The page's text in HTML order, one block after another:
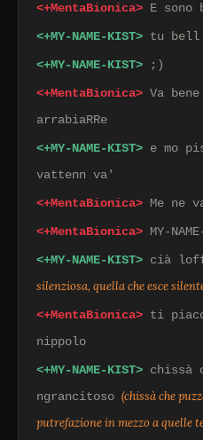
<+MentaBionica> E sono
<+MY-NAME-KIST> tu bell
<+MY-NAME-KIST>
;)
<+MentaBionica> Va
arrabiaRRe
<+MY-NAME-KIST> e mo
vattenn va'
<+MentaBionica> Me ne
<+MentaBionica> MY-
<+MY-NAME-KIST> cià
silenziosa, quella che esce
<+MentaBionica> ti
nippolo
<+MY-NAME-KIST> chissà
ngrancitoso (chissà che
putrefazione in mezzo a quelle